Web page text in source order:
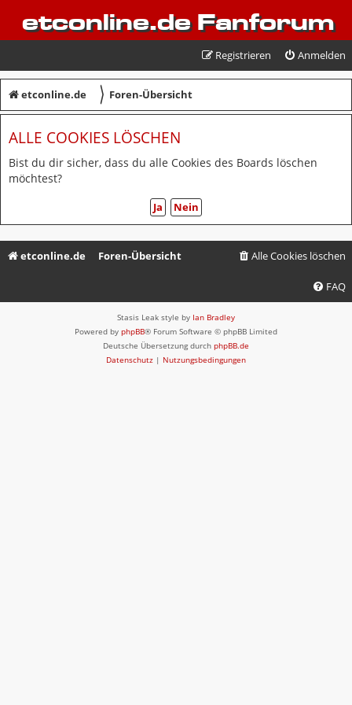
etconline.de Fanforum
Anmelden
Registrieren
etconline.de 〉 Foren-Übersicht
ALLE COOKIES LÖSCHEN
Bist du dir sicher, dass du alle Cookies des Boards löschen
möchtest?
etconline.de Foren-Übersicht Alle Cookies löschen
FAQ
Stasis Leak style by Ian Bradley
Powered by phpBB® Forum Software © phpBB Limited
Deutsche Übersetzung durch phpBB.de
Datenschutz | Nutzungsbedingungen